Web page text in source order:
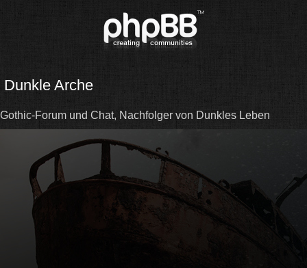
Dunkle Arche
Gothic-Forum und Chat, Nachfolger von Dunkles Leben